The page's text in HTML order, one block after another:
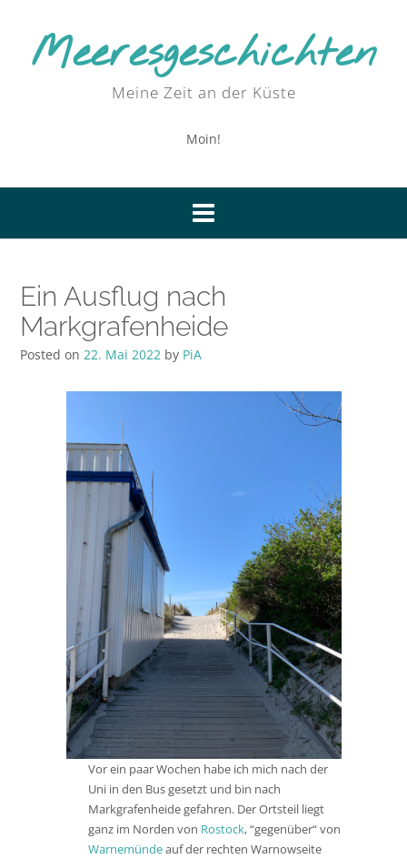
contentMeeresgeschichten
Meine Zeit an der Küste
Moin!
Ein Ausflug nach
Markgrafenheide
Posted on 22. Mai 2022 by PiA
Vor ein paar Wochen habe ich mich nach der
Uni in den Bus gesetzt und bin nach
Markgrafenheide gefahren. Der Ortsteil liegt
ganz im Norden von Rostock, “gegenüber“ von
Warnemündeauf der rechten Warnowseite